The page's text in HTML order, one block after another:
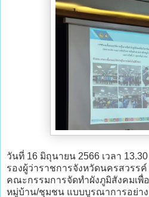
วันที่ 16 มิถุนายน 2566 เวลา
รองผู้ว่าราชการจังหวัดนครสวรร
คณะกรรมการจัดทำผังภูมิสังคมเพื่
หมู่บ้าน/ชุมชน แบบบูรณาการอย่าง